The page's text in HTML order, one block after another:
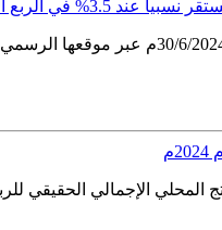
الربع الأول 2024
ووفقًا لنتائج النشرة شهدت الأنشطة غير